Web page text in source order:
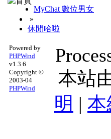
MyChat 數位男女
»
休閒哈啦
Powered by
PHPWind
v1.3.6
Copyright ©
2003-04
PHPWind
本站
明 | 本